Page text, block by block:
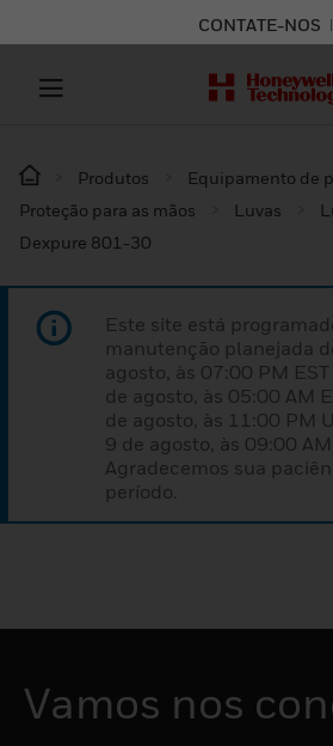
CONTATE-NOS
Produtos
Equipamento de
Proteção para as mãos
Luvas
Dexpure 801-30
Este site está
manutenção planejada
agosto, às 07:00 PM
de agosto, às 05:00 AM
de agosto, às 11:00 PM
9 de agosto, às 09:00 AM
Agradecemos sua
período.
Vamos nos